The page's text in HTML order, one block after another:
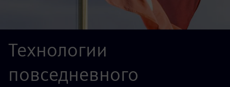
Технологии
повседневного